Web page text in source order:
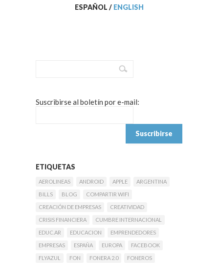
ESPAÑOL / ENGLISH
Suscribirse al boletín por e-mail:
ETIQUETAS
AEROLINEAS ANDROID APPLE
ARGENTINA
BILLS
BLOG
COMPARTIR WIFI
CREACIÓN DE EMPRESAS
CREATIVIDAD
CRISIS FINANCIERA
CUMBRE INTERNACIONAL
EDUC.AR
EDUCACION
EMPRENDEDORES
EMPRESAS
ESPAÑA EUROPA
FACEBOOK
FLYAZUL
FON FONERA 2.0
FONEROS